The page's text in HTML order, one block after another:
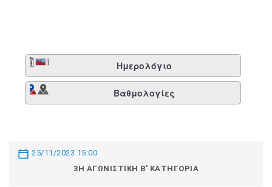
Ημερολόγιο
Βαθμολογίες
25/11/2023 15:00
3Η ΑΓΩΝΙΣΤΙΚΉ Β' ΚΑΤΗΓΟΡΊΑ